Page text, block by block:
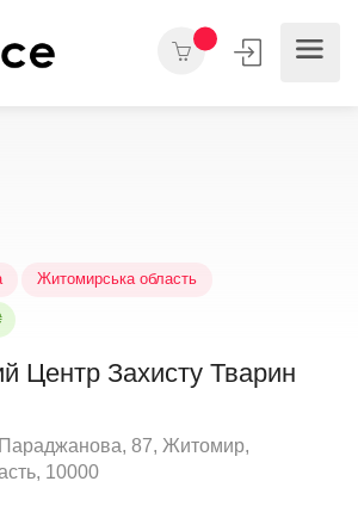
Центр Захисту Тварин
Параджанова, 87, Житомир,